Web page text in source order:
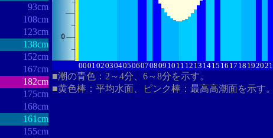
93cm
108cm
123cm
138cm
152cm
167cm
182cm
175cm
168cm
161cm
155cm
00010203040506070809 10 11 12 13 1415 16 17 18 192021
■潮の青色：2～4分、6～8分を示す。
■黄色棒：平均水面、ピンク棒：最高高潮面を示す。